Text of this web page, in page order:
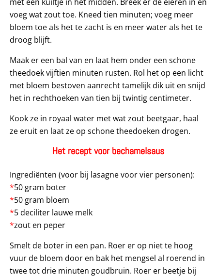
voeg wat zout toe. Kneed tien minuten; voeg meer
bloem toe als het te zacht is en meer water als het te
droog blijft.
Maak er een bal van en laat hem onder een schone
theedoek vijftien minuten rusten. Rol het op een licht
met bloem bestoven aanrecht tamelijk dik uit en snijd
het in rechthoeken van tien bij twintig centimeter.
Kook ze in royaal water met wat zout beetgaar, haal
ze eruit en laat ze op schone theedoeken drogen.
Het recept voor bechamelsaus
Ingrediënten (voor bij lasagne voor vier personen):
*50 gram boter
*50 gram bloem
*5 deciliter lauwe melk
*zout en peper
Smelt de boter in een pan. Roer er op niet te hoog
vuur de bloem door en bak het mengsel al roerend in
twee tot drie minuten goudbruin. Roer er beetje bij